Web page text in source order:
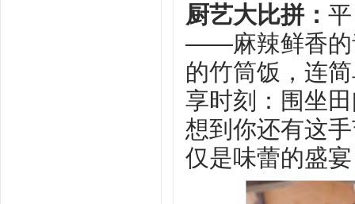
厨艺大比拼‌：
——麻辣鲜香的
的竹筒饭，连
享时刻‌：围坐
想到你还有这
仅是味蕾的盛